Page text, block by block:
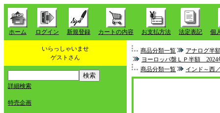
ホーム ログイン 新規登録 カートの内容 お支払方法 法定表記 個
いらっしゃいませ
ゲストさん
詳細検索
特売企画
商品分類一覧
アナログ半
ヨーロッパ盤ＬＰ半額 2024
商品分類一覧
インド～西